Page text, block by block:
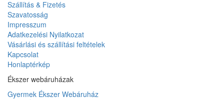
Szállítás & Fizetés
Szavatosság
Impresszum
Adatkezelési Nyilatkozat
Vásárlási és szállítási feltételek
Kapcsolat
Honlaptérkép
Ékszer webáruházak
Gyermek Ékszer Webáruház